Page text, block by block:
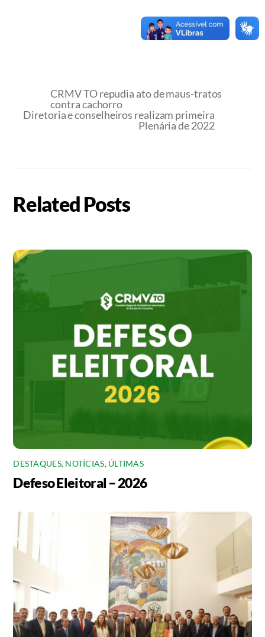
CRMV TO repudia ato de maus-tratos
contra cachorro
Diretoria e conselheiros realizam primeira
Plenária de 2022
Related Posts
DESTAQUES, NOTÍCIAS, ÚLTIMAS
Defeso Eleitoral – 2026